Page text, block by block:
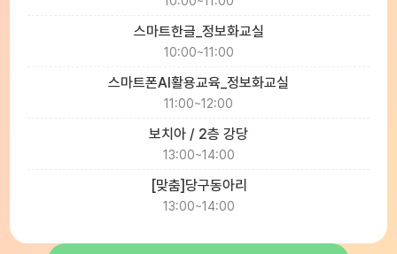
스마트한글_정보화교실
10:00~11:00
스마트폰AI활용교육_정보화교실
11:00~12:00
보치아 / 2층 강당
13:00~14:00
[맞춤]당구동아리
13:00~14:00